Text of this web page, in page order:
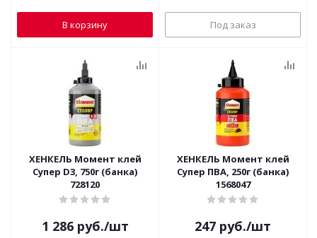
В корзину Под заказ
ХЕНКЕЛЬ Момент клей
Супер D3, 750г (банка)
728120
1 286руб./шт
ХЕНКЕЛЬ Момент клей
Супер ПВА, 250г (банка)
1568047
247 руб./шт